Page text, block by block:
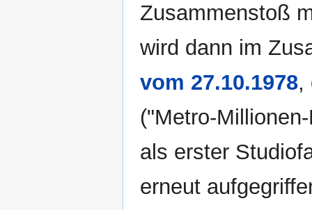
Zusammenstoß
wird dann im
vom 27.10.1978,
("Metro-
als erster
erneut